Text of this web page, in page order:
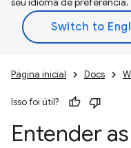
Página inicial Docs
Isso foi útil?
Entender